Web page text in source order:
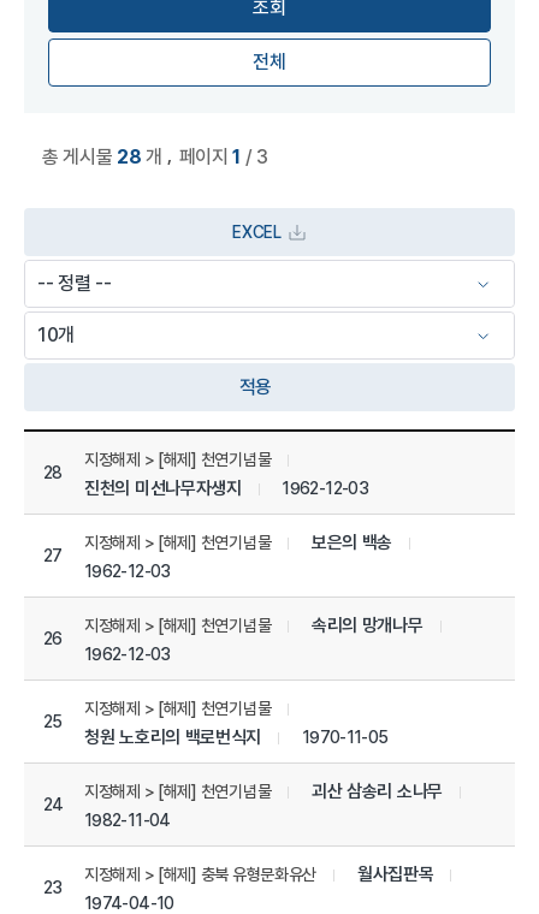
전체
총 게시물 28 개 페이지1 / 3
EXCEL
적용
상세정보 관리목록
28
지정해제 > [해제] 천연기념물
진천의 미선나무자생지 1962-12-03
27
지정해제 > [해제] 천연기념물 보은의 백송
1962-12-03
26
지정해제 > [해제] 천연기념물 속리의 망개나무
1962-12-03
25
지정해제 > [해제] 천연기념물
청원 노호리의 백로번식지 1970-11-05
24
지정해제 > [해제] 천연기념물 괴산 삼송리 소나무
1982-11-04
23
지정해제 > [해제] 충북 유형문화유산 월사집판목
1974-04-10